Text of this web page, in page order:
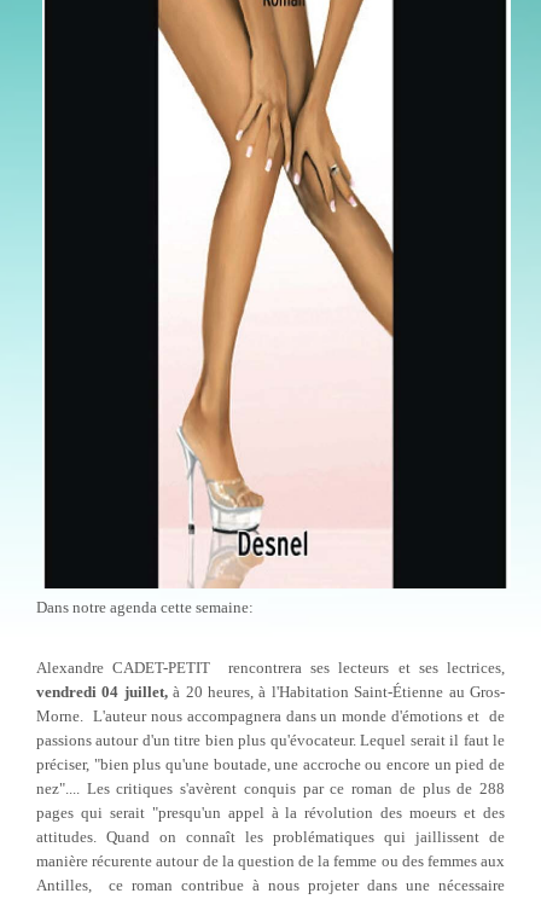
Dans notre agenda cette semaine:
Alexandre CADET-PETIT rencontrera ses lecteurs et ses lectrices,
vendredi 04 juillet,à 20 heures, à l'Habitation Saint-Étienne au Gros-
Morne. L'auteur nous accompagnera dans un monde d'émotions et de
passions autour d'un titre bien plus qu'évocateur. Lequel serait il faut le
préciser, "bien plus qu'une boutade, une accroche ou encore un pied de
nez".... Les critiques s'avèrent conquis par ce roman de plus de 288
pages qui serait "presqu'un appel à la révolution des moeurs et des
attitudes. Quand on connaît les problématiques qui jaillissent de
manière récurente autour de la question de la femme ou des femmes aux
Antilles, ce roman contribue à nous projeter dans une nécessaire